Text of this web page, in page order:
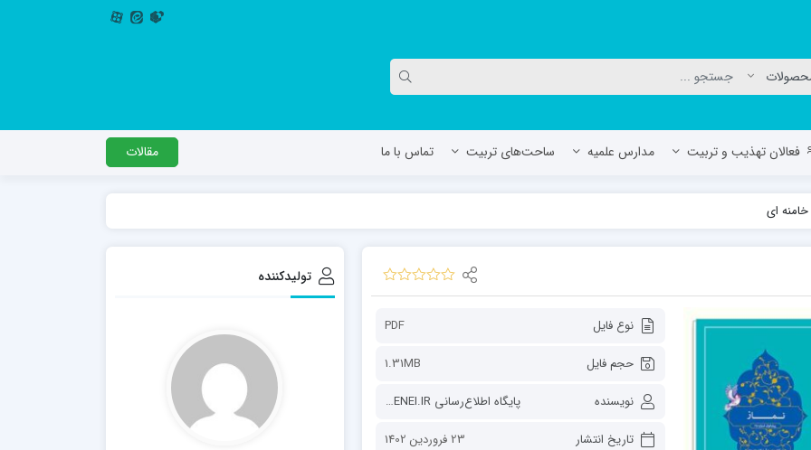
فعالان تهذیب و تربیت مدارس علمیه
جعفریه
مدرسه علمیه المهدی (عج)/ آران و بیدگل
حوزه علمیه سفیران هدایت رهنان
مدرسه آیت الله العظمی گلپایگانی ره
مدرسه اباصالح المهدی عج
مدرسه امام جعفر صادق علیه السلام ساوجبلاغ
مدرسه علمیه امام حسن مجتبی(ع) چهارباغ
عسکری علیه السلام
مدرسه فقهی تخصصی امام رضا علیه السلام
ساحت‌های تربیت تماس با ما مقالات
ای
نوع فایل
PDF
حجم فایل
1.31MB
نویسنده
پايگاه اطلاع‌رسانی KHAMENEI.IR
تاریخ انتشار
23 فروردین 1402
تولیدکننده